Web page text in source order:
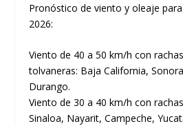
Pronóstico de viento y oleaje
2026:
Viento de 40 a 50 km/h con
tolvaneras: Baja California,
Durango.
Viento de 30 a 40 km/h con
Sinaloa, Nayarit, Campeche,